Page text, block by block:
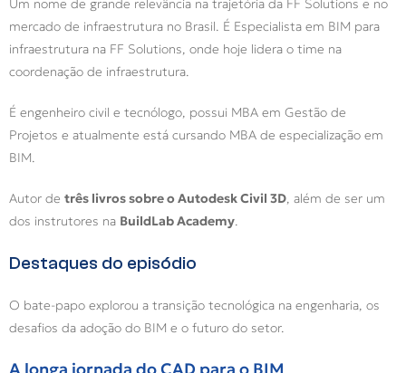
Um nome de grande relevância na trajetória da FF Solutions e no
mercado de infraestrutura no Brasil. É Especialista em BIM para
infraestrutura na FF Solutions, onde hoje lidera o time na
coordenação de infraestrutura.
É engenheiro civil e tecnólogo, possui MBA em Gestão de
Projetos e atualmente está cursando MBA de especialização em
BIM.
Autor de três livros sobre o Autodesk Civil 3D, além de ser um
dos instrutores na BuildLab Academy.
Destaques do episódio
O bate-papo explorou a transição tecnológica na engenharia, os
desafios da adoção do BIM e o futuro do setor.
A longa jornada do CAD para o BIM